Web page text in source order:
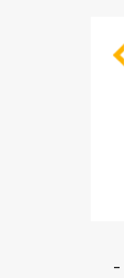
-